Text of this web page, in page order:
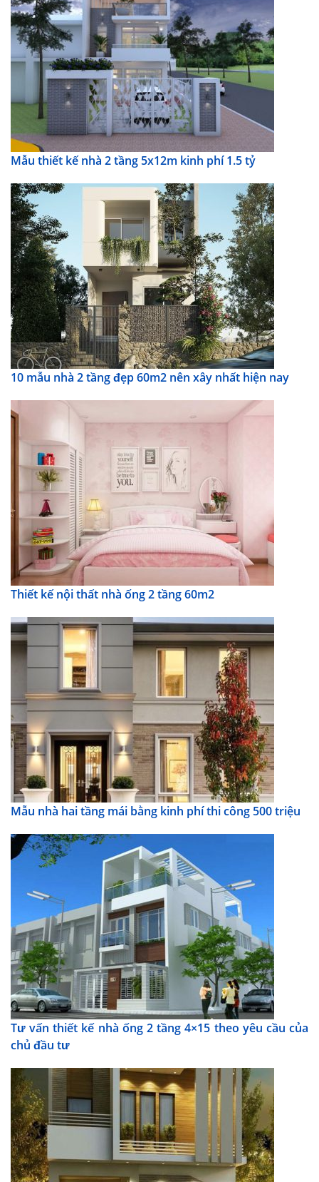
Mẫu thiết kế nhà 2 tầng 5x12m kinh phí 1.5 tỷ
10 mẫu nhà 2 tầng đẹp 60m2 nên xây nhất hiện nay
Thiết kế nội thất nhà ống 2 tầng 60m2
Mẫu nhà hai tầng mái bằng kinh phí thi công 500 triệu
Tư vấn thiết kế nhà ống 2 tầng 4×15 theo yêu cầu của
chủ đầu tư